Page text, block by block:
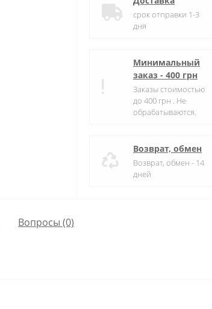
срок отправки 1-3
дня
Минимальный
заказ - 400 грн
Заказы стоимостью
до 400 грн . Не
обрабатываются.
Возврат, обмен
Возврат, обмен - 14
дней
Вопросы (0)